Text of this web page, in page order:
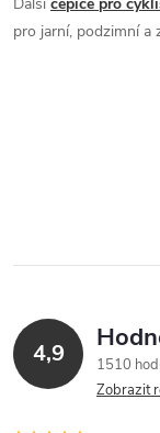
pro jarní, podzimní a
4,9
1510
Zobrazit